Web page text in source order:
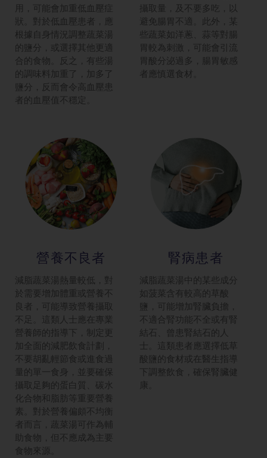
用，可能會加重低血壓症
狀。對於低血壓患者，應
根據自身情況調整蔬菜湯
的鹽分，或選擇其他更適
合的食物。反之，有些湯
的調味料加重了，加多了
鹽分，反而會令高血壓患
者的血壓值不穩定。
攝取量，及不要多吃，以
避免腸胃不適。此外，某
些蔬菜如洋蔥、蒜等對腸
胃較為刺激，可能會引流
胃酸分泌過多，腸胃敏感
者應慎選食材。
營養不良者
減脂蔬菜湯熱量較低，對
於需要增加體重或營養不
良者，可能導致營養攝取
不足。這類人士應在專業
營養師的指導下，制定更
加全面的減肥飲食計劃，
不要胡亂輕節食或進食過
量的單一食身，並要確保
攝取足夠的蛋白質、碳水
化合物和脂肪等重要營養
素。對於營養偏頗不均衡
者而言，蔬菜湯可作為輔
助食物，但不應成為主要
食物來源。
腎病患者
減脂蔬菜湯中的某些成分
如菠菜含有較高的草酸
鹽，可能增加腎臟負擔，
不適合腎功能不全或有腎
結石、曾患腎結石的人
士。這類患者應選擇低草
酸鹽的食材或在醫生指導
下調整飲食，確保腎臟健
康。